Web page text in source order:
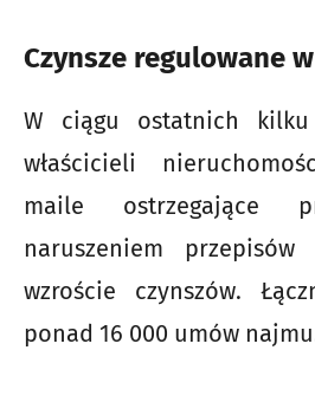
Czynsze regulowane
W ciągu ostatnich
właścicieli
maile ostrzegające
naruszeniem
wzroście czynszów.
ponad 16 000 umów